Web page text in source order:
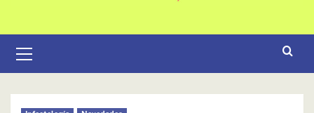
primario